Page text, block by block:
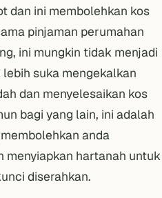
dan ini membolehkan kos
pinjaman perumahan
ini mungkin tidak menjadi
suka mengekalkan
dan menyelesaikan kos
bagi yang lain, ini adalah
anda
menyiapkan hartanah untuk
diserahkan.